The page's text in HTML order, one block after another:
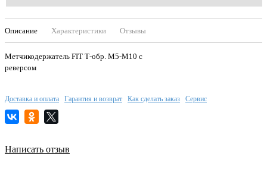
Описание Характеристики Отзывы
Метчикодержатель FIT Т-обр. М5-М10 с
реверсом
Доставка и оплата Гарантия и возврат Как сделать заказ Сервис
Написать отзыв